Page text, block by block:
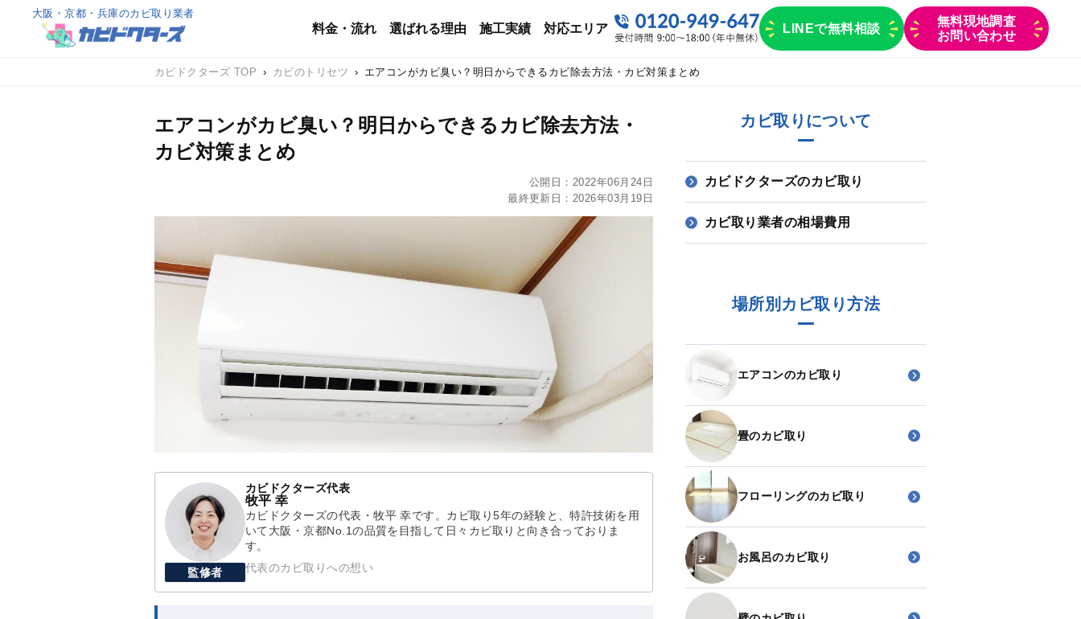
大阪・京都・兵庫のカビ取り業者
料金・流れ 選ばれる理由 施工実績 対応エリア LINEで無料相談
無料現地調査
お問い合わせ
カビドクターズ TOP › カビのトリセツ › エアコンがカビ臭い？明日からできるカビ除去方法・カビ対策まとめ
エアコンがカビ臭い？明日からできるカビ除去方法・
カビ対策まとめ
公開日： 2022年06月24日
最終更新日： 2026年03月19日
監修者
カビドクターズ代表
牧平 幸
カビドクターズの代表・牧平 幸です。カビ取り5年の経験と、特許技術を用
いて大阪・京都No.1の品質を目指して日々カビ取りと向き合っておりま
す。
代表のカビ取りへの想い
カビ取りについて
カビドクターズのカビ取り
カビ取り業者の相場費用
場所別カビ取り方法
エアコンのカビ取り
畳のカビ取り
フローリングのカビ取り
お風呂のカビ取り